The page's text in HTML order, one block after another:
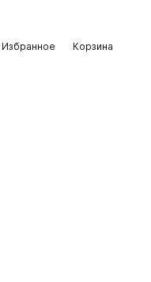
Избранное Корзина